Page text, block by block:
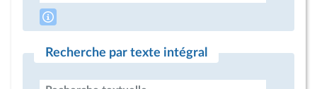
Recherche par texte intégral